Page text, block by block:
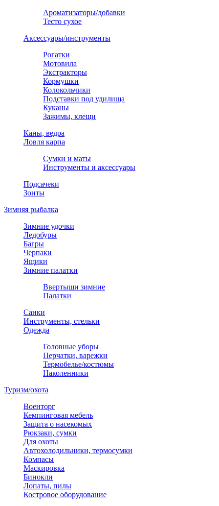
Ароматизаторы/добавки
Тесто сухое
Аксессуары/инструменты
Рогатки
Мотовила
Экстракторы
Кормушки
Колокольчики
Подставки под удилища
Куканы
Зажимы, клещи
Каны, ведра
Ловля карпа
Сумки и маты
Инструменты и аксессуары
Подсачеки
Зонты
Зимняя рыбалка
Зимние удочки
Ледобуры
Багры
Черпаки
Ящики
Зимние палатки
Ввертыши зимние
Палатки
Санки
Инструменты, стельки
Одежда
Головные уборы
Перчатки, варежки
Термобелье/костюмы
Наколенники
Туризм/охота
Военторг
Кемпинговая мебель
Защита о насекомых
Рюкзаки, сумки
Для охоты
Автохолодильники, термосумки
Компасы
Маскировка
Бинокли
Лопаты, пилы
Костровое оборудование